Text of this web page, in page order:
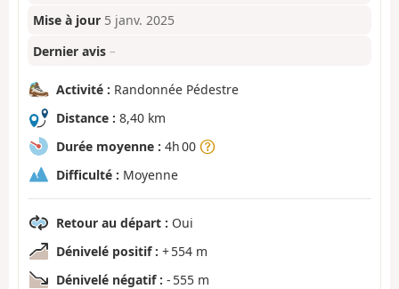
Mise à jour 5 janv. 2025
Dernier avis –
Activité : Randonnée Pédestre
Distance : 8,40 km
Durée moyenne : 4h 00
Difficulté : Moyenne
Retour au départ : Oui
Dénivelé positif : + 554 m
Dénivelé négatif : - 555 m